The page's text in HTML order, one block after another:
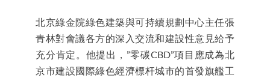
北京綠金院綠色建築與可持續規劃中心主任張
青林對會議各方的深入交流和建設性意見給予
充分肯定。他提出，”零碳CBD”項目應成為北
京市建設國際綠色經濟標杆城市的首發旗艦工